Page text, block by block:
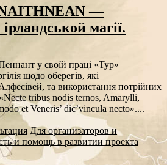
—
магії.
у своїй праці «Тур»
щодо оберегів, які
та використання потрійних
tribus nodis ternos, Amarylli,
et Veneris’ dic’vincula necto»....
Для организаторов и
и помощь в развитии проекта